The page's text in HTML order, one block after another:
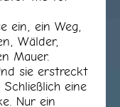
ein, ein Weg,
Wälder,
Mauer.
sie erstreckt
eine
Nur ein